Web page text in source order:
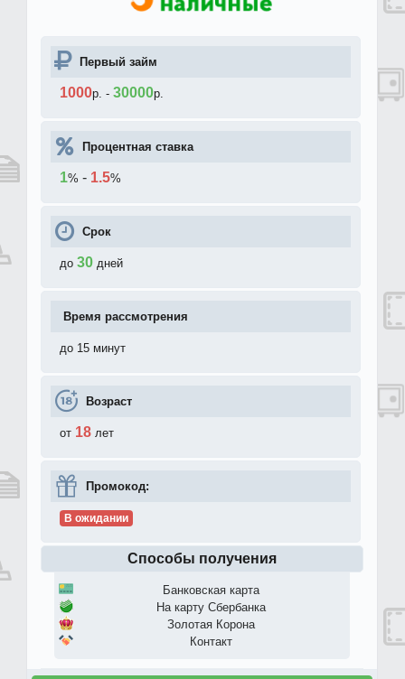
Первый займ
1000р. - 30000р.
Процентная ставка
1% - 1.5%
Срок
до 30 дней
Время рассмотрения
до 15 минут
Возраст
от 18 лет
Промокод:
В ожидании
Способы получения
Банковская карта
На карту Сбербанка
Золотая Корона
Контакт